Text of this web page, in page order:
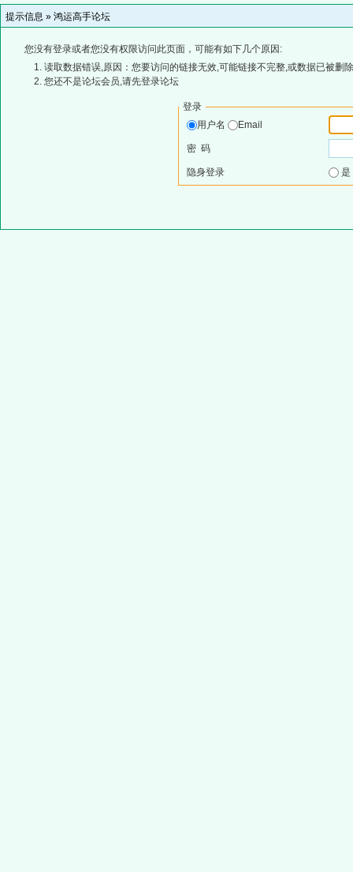
提示信息 » 鸿运高手论坛
您没有登录或者您没有权限访问此页面，可能有如下几个原因:
读取数据错误,原因：您要访问的链接无效,可能链接不完整,或数据已被删
您还不是论坛会员,请先登录论坛
登录
用户名
Email
密 码
隐身登录